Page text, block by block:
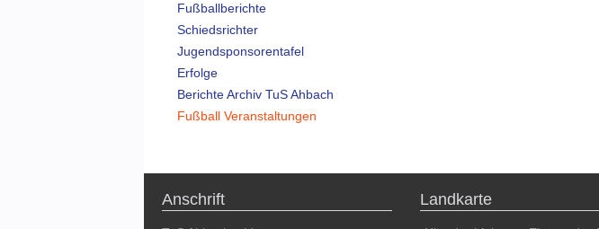
Fußballberichte
Schiedsrichter
Jugendsponsorentafel
Erfolge
Berichte Archiv TuS Ahbach
Fußball Veranstaltungen
Anschrift Landkarte